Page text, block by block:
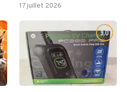
17 juillet 2026
9.0